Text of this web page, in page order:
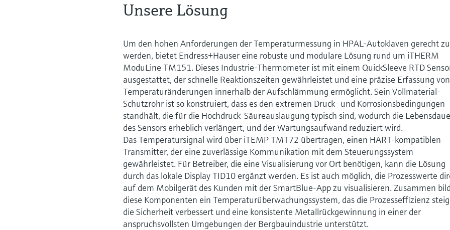
Unsere Lösung
Um den hohen Anforderungen der Temperaturmessung in HPAL-Autoklaven gerecht zu
werden, bietet Endress+Hauser eine robuste und modulare Lösung rund um iTHERM
ModuLine TM151. Dieses Industrie-Thermometer ist mit einem QuickSleeve RTD
ausgestattet, der schnelle Reaktionszeiten gewährleistet und eine präzise Erfassung von
Temperaturänderungen innerhalb der Aufschlämmung ermöglicht. Sein Vollmaterial-
Schutzrohr ist so konstruiert, dass es den extremen Druck- und Korrosionsbedingungen
standhält, die für die Hochdruck-Säureauslaugung typisch sind, wodurch die
des Sensors erheblich verlängert, und der Wartungsaufwand reduziert wird.
Das Temperatursignal wird über iTEMP TMT72 übertragen, einen HART-kompatiblen
Transmitter, der eine zuverlässige Kommunikation mit dem Steuerungssystem
gewährleistet. Für Betreiber, die eine Visualisierung vor Ort benötigen, kann die Lösung
durch das lokale Display TID10 ergänzt werden. Es ist auch möglich, die Prozesswerte
auf dem Mobilgerät des Kunden mit der SmartBlue-App zu visualisieren. Zusammen
diese Komponenten ein Temperaturüberwachungssystem, das die Prozesseffizienz
die Sicherheit verbessert und eine konsistente Metallrückgewinnung in einer der
anspruchsvollsten Umgebungen der Bergbauindustrie unterstützt.